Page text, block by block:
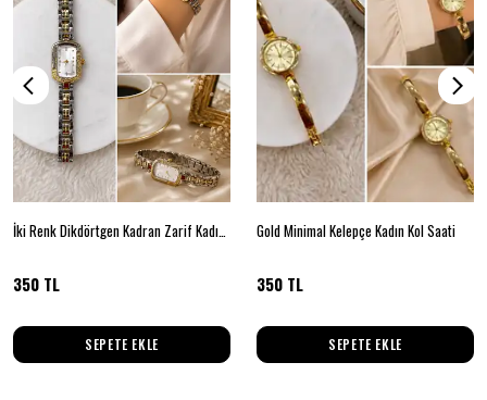
İki Renk Dikdörtgen Kadran Zarif Kadın Kol Saati
350 TL
SEPETE EKLE
Gold Minimal Kelepçe Kadın Kol Saati
350 TL
SEPETE EKLE